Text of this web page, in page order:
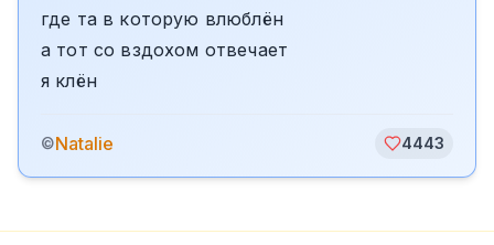
где та в которую влюблён
а тот со вздохом отвечает
я клён
©Natalie 4443